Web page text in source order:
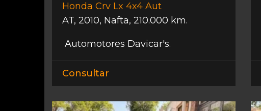
Honda Crv Lx 4x4 Aut
AT, 2010, Nafta, 210.000 km.
Automotores Davicar's.
Consultar